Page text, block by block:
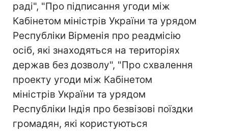
раді", "Про підписання угоди між
Кабінетом міністрів України та урядом
Республіки Вірменія про реадмісію
осіб, які знаходяться на територіях
держав без дозволу", "Про схвалення
проекту угоди між Кабінетом
міністрів України та урядом
Республіки Індія про безвізові поїздки
громадян, які користуються